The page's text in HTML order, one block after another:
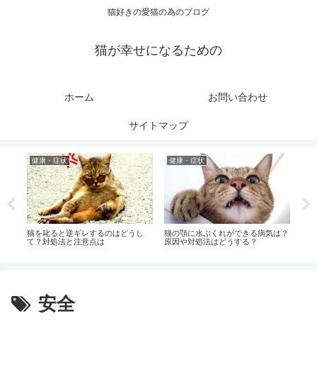
猫好きの愛猫の為のブログ
猫が幸せになるための
ホーム お問い合わせ
サイトマップ
健康・症状
猫を叱ると逆ギレするのはどうし
て？対処法と注意点は
健康・症状
猫の顎に水ぶくれができる病気は？
原因や対処法はどうする？
安全